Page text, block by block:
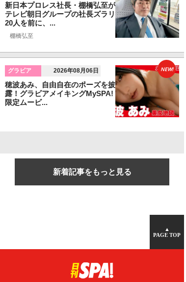
新日本プロレス社長・棚橋弘至が
テレビ朝日グループの社長ズラリ
20人を前に、...
棚橋弘至
グラビア 2026年08月06日
穂波あみ、自由自在のポーズを披
露！グラビアメイキングMySPA!
限定ムービ...
NEW!
新着記事をもっと見る
▲
PAGE TOP